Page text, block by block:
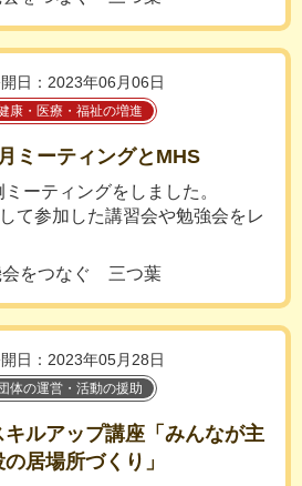
日：2023年06月06日
康・医療・福祉の増進
ミーティングとMHS
ーティングをしました。
て参加した講習会や勉強会をレ
をつなぐ 三つ葉
日：2023年05月28日
団体の運営・活動の援助
キルアップ講座「みんなが主
の居場所づくり」